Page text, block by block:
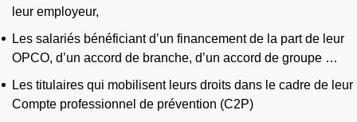
leur employeur,
Les salariés bénéficiant d’un financement de la part de leur
OPCO, d’un accord de branche, d’un accord de groupe …
Les titulaires qui mobilisent leurs droits dans le cadre de leur
Compte professionnel de prévention (C2P)